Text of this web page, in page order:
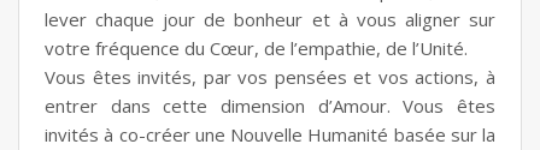
lever chaque jour de bonheur et à vous aligner sur
votre fréquence du Cœur, de l’empathie, de l’Unité.
Vous êtes invités, par vos pensées et vos actions, à
entrer dans cette dimension d’Amour. Vous êtes
invités à co-créer une Nouvelle Humanité basée sur la